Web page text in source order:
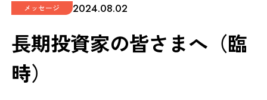
メッセージ 2024.08.02
長期投資家の皆さまへ（臨
時）